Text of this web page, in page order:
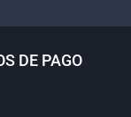
DE PAGO